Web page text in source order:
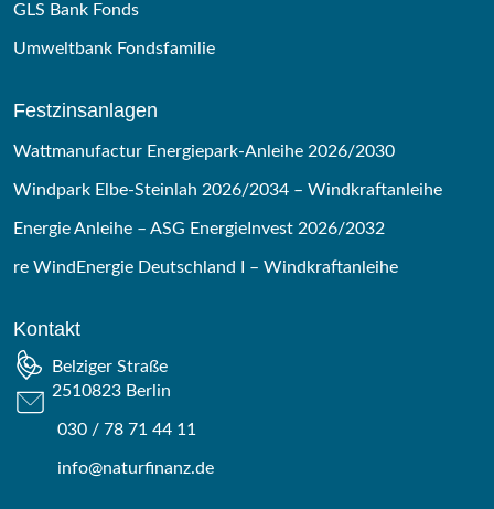
GLS Bank Fonds
Umweltbank Fondsfamilie
Festzinsanlagen
Wattmanufactur Energiepark-Anleihe 2026/2030
Windpark Elbe-Steinlah 2026/2034 – Windkraftanleihe
Energie Anleihe – ASG EnergieInvest 2026/2032
re WindEnergie Deutschland I – Windkraftanleihe
Kontakt
Belziger Straße
2510823 Berlin
030 / 78 71 44 11
info@naturfinanz.de